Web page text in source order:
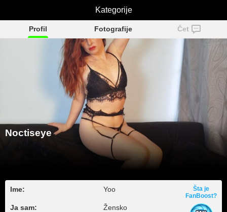
Noctiseye
Profil Fotografije Čet
Noctiseye
Ime: Yoo
Ja sam: Žensko
Šta je
FanBoost?
Kategorije